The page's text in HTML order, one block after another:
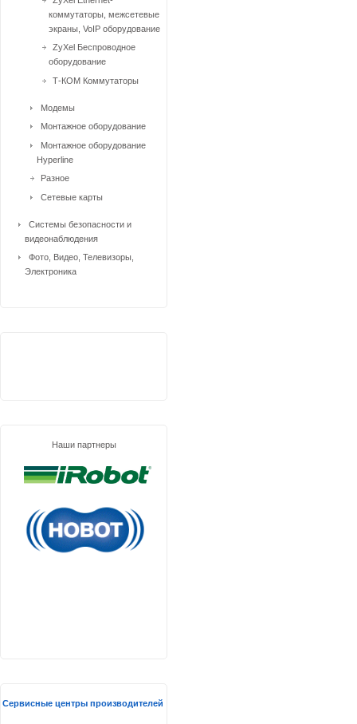
коммутаторы, межсетевые
экраны, VoIP оборудование
ZyXel Беспроводное
оборудование
Т-КОМ Коммутаторы
Модемы
Монтажное оборудование
Монтажное оборудование
Hyperline
Разное
Сетевые карты
Системы безопасности и
видеонаблюдения
Фото, Видео, Телевизоры,
Электроника
Наши партнеры
Сервисные центры производителей